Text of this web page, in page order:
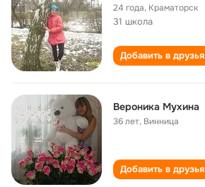
24 года, Краматорск
31 школа
Добавить в друзья
Вероника Мухина
36 лет, Винница
Добавить в друзья